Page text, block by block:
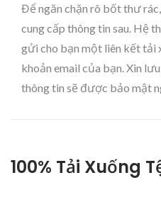
Để ngăn chặn rô bốt thư
cung cấp thông tin sau. Hệ
gửi cho bạn một liên kết tải
khoản email của bạn. Xin
thông tin sẽ được bảo mật
100% Tải Xuống